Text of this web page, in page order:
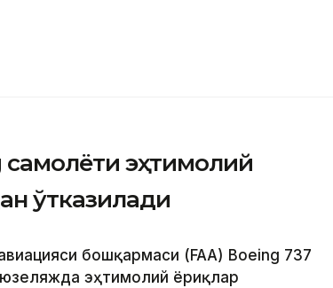
эҳтимолий
ўтказилади
бошқармаси (FAA) Boeing 737
эҳтимолий ёриқлар